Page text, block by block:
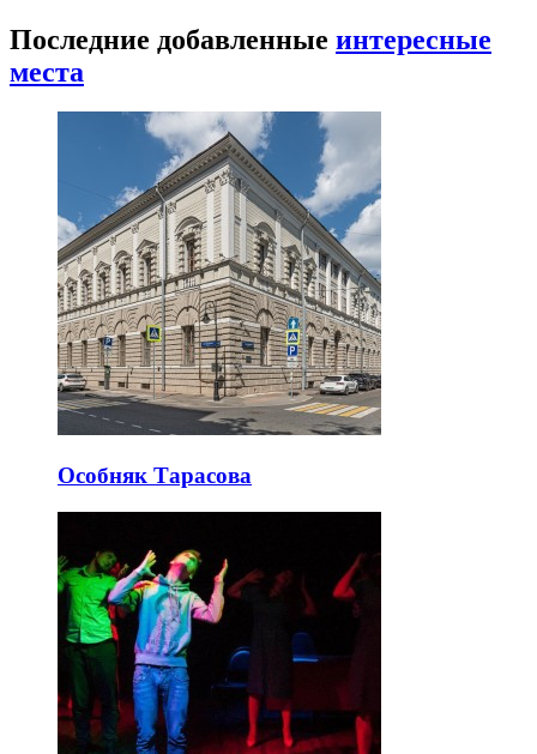
Последние добавленные интересные
места
Особняк Тарасова